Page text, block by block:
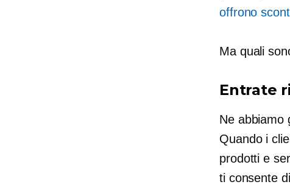
offrono
Ma quali
Entrate
Ne abbiamo
Quando i
prodotti e
ti consente